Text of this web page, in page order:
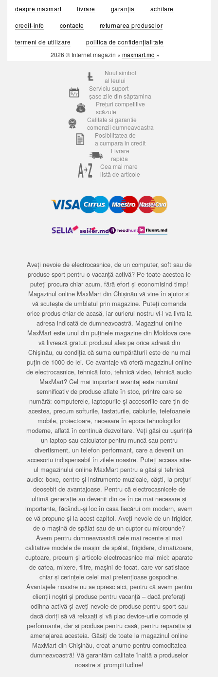
despre maxmart livrare garanția
achitare
credit-info
contacte
returnarea produselor
termeni de utilizare
politica de confidențialitate
2026 © Internet magazin « maxmart.md »
Noul simbol
al leului
Serviciu suport
șase zile din săptamina
Prețuri competitive
scăzute
Calitate si garantie
comenzii dumneavoastra
Posibilitatea de
a cumpara in credit
Livrare
rapida
Cea mai mare
listă de articole
Aveți nevoie de electrocasnice, de un computer, soft sau de
produse sport pentru o vacanță activă? Pe toate acestea le
puteți procura chiar acum, fără efort și economisind timp!
Magazinul online MaxMart din Chișinău vă vine în ajutor și
vă scutește de umblatul prin magazine. Puteți comanda
orice produs chiar de acasă, iar curierul nostru vi-l va livra la
adresa indicată de dumneavoastră. Magazinul online
MaxMart este unul din puținele magazine din Moldova care
vă livrează gratuit produsul ales pe orice adresă din
Chișinău, cu condiția că suma cumpărăturii este de nu mai
puțin de 1000 de lei. Ce avantaje vă oferă magazinul online
de electrocasnice, tehnică foto, tehnică video, tehnică audio
MaxMart? Cel mai important avantaj este numărul
semnificativ de produse aflate în stoc, printre care se
numără: computerele, laptopurile și accesoriile care țin de
acestea, precum softurile, tastaturile, cablurile, telefoanele
mobile, proiectoare, necesare în epoca tehnologiilor
moderne, aflată în continuă dezvoltare. Veți găsi cu ușurință
un laptop sau calculator pentru muncă sau pentru
divertisment, un telefon performant, care a devenit un
accesoriu indispensabil în zilele noastre. Puteți accesa site-
ul magazinului online MaxMart pentru a găsi și tehnică
audio: boxe, centre și instrumente muzicale, căști, la prețuri
deosebit de avantajoase. Pentru că electrocasnicele de
ultimă generație au devenit din ce în ce mai necesare și
importante, făcându-și loc în casa fiecărui om modern, avem
ce vă propune și la acest capitol. Aveți nevoie de un frigider,
de o mașină de spălat sau de un cuptor cu microunde?
Avem pentru dumneavoastră cele mai recente și mai
calitative modele de mașini de spălat, frigidere, climatizoare,
cuptoare, precum și articole electrocasnice mai mici: aparate
de cafea, mixere, filtre, mașini de tocat, care vor satisface
chiar și cerințele celei mai pretențioase gospodine.
Avantajele noastre nu se opresc aici, pentru că avem pentru
clienții noștri și produse pentru vacanță – dacă preferați
odihna activă și aveți nevoie de produse pentru sport sau
dacă doriți să vă relaxați și vă plac device-urile comode și
performante, dar și produse pentru casă, pentru reparația și
amenajarea acesteia. Găsiți de toate la magazinul online
MaxMart din Chișinău, creat anume pentru comoditatea
dumneavoastră! Vă garantăm calitate înaltă a produselor
noastre și promptitudine!